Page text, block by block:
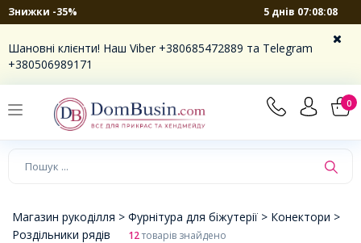
Знижки -35% 5 днів 07:08:08
Шановні клієнти! Наш Viber +380685472889 та Telegram
+380506989171
0
×
Магазин рукоділля > Фурнітура для біжутерії > Конектори >
Роздільники рядів
12товарів знайдено